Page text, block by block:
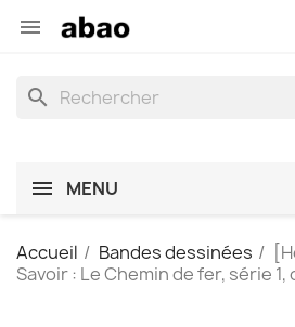

search
MENU
Accueil Bandes dessinées
Savoir : Le Chemin de fer, série 1,